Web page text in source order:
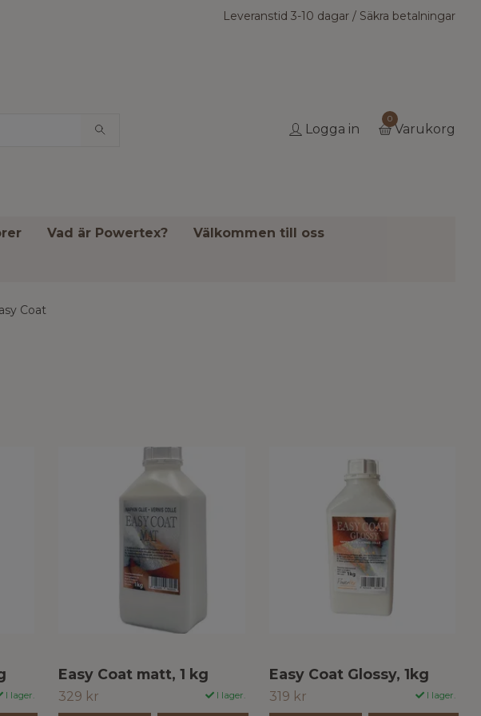
Leveranstid 3-10 dagar / Säkra betalningar
Logga in
0
Varukorg
Vad är Powertex? Välkommen till oss
Coat
I lager.
Easy Coat matt, 1 kg
329 kr I lager.
Easy Coat Glossy, 1kg
319 kr I lager.